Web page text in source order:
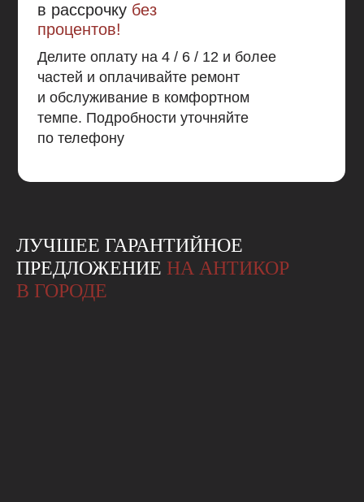
в рассрочку без
процентов!
Делите оплату на 4 / 6 / 12 и более
частей и оплачивайте ремонт
и обслуживание в комфортном
темпе. Подробности уточняйте
по телефону
ЛУЧШЕЕ ГАРАНТИЙНОЕ
ПРЕДЛОЖЕНИЕ НА АНТИКОР
В ГОРОДЕ